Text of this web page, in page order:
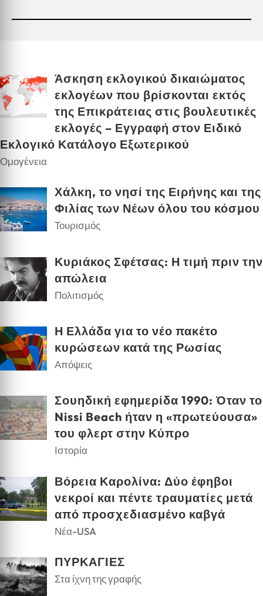
Άσκηση εκλογικού δικαιώματος
εκλογέων που βρίσκονται εκτός
της Επικράτειας στις βουλευτικές
εκλογές – Εγγραφή στον Ειδικό
Εκλογικό Κατάλογο Εξωτερικού
Ομογένεια
Χάλκη, το νησί της Ειρήνης και της
Φιλίας των Νέων όλου του κόσμου
Τουρισμός
Κυριάκος Σφέτσας: Η τιμή πριν την
απώλεια
Πολιτισμός
Η Ελλάδα για το νέο πακέτο
κυρώσεων κατά της Ρωσίας
Απόψεις
Σουηδική εφημερίδα 1990: Όταν το
Nissi Beach ήταν η «πρωτεύουσα»
του φλερτ στην Κύπρο
Ιστορία
Βόρεια Καρολίνα: Δύο έφηβοι
νεκροί και πέντε τραυματίες μετά
από προσχεδιασμένο καβγά
Νέα-USA
ΠΥΡΚΑΓΙΕΣ
Στα ίχνη της γραφής